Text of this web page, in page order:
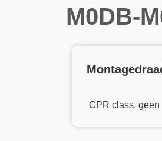
M0DB-
CPR class. geen